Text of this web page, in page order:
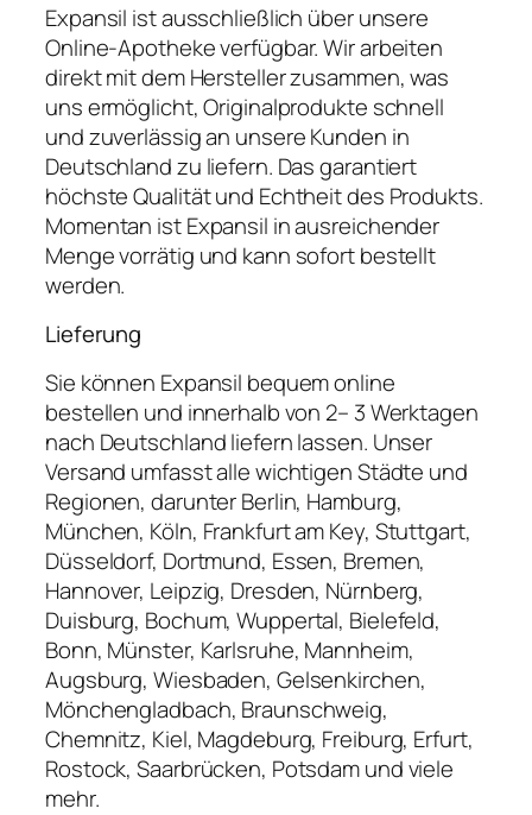
Expansil ist ausschließlich über unsere
Online-Apotheke verfügbar. Wir arbeiten
direkt mit dem Hersteller zusammen, was
uns ermöglicht, Originalprodukte schnell
und zuverlässig an unsere Kunden in
Deutschland zu liefern. Das garantiert
höchste Qualität und Echtheit des Produkts.
Momentan ist Expansil in ausreichender
Menge vorrätig und kann sofort bestellt
werden.
Lieferung
Sie können Expansil bequem online
bestellen und innerhalb von 2– 3 Werktagen
nach Deutschland liefern lassen. Unser
Versand umfasst alle wichtigen Städte und
Regionen, darunter Berlin, Hamburg,
München, Köln, Frankfurt am Key, Stuttgart,
Düsseldorf, Dortmund, Essen, Bremen,
Hannover, Leipzig, Dresden, Nürnberg,
Duisburg, Bochum, Wuppertal, Bielefeld,
Bonn, Münster, Karlsruhe, Mannheim,
Augsburg, Wiesbaden, Gelsenkirchen,
Mönchengladbach, Braunschweig,
Chemnitz, Kiel, Magdeburg, Freiburg, Erfurt,
Rostock, Saarbrücken, Potsdam und viele
mehr.